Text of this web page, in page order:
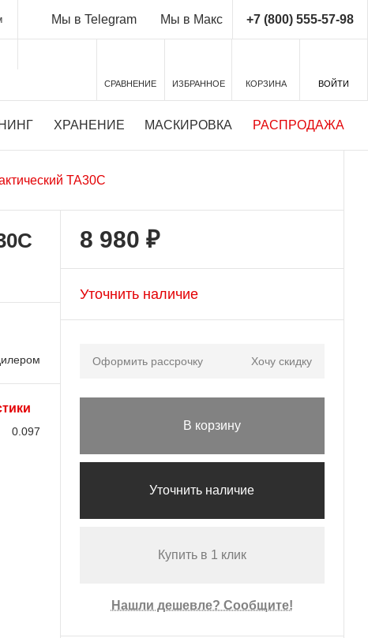
Мы в Telegram Мы в Макс +7 (800) 555-57-98
СРАВНЕНИЕ ИЗБРАННОЕ КОРЗИНА ВОЙТИ
ХРАНЕНИЕ МАСКИРОВКА РАСПРОДАЖА
TA30C
0.097
8 980 ₽
Уточнить наличие
Оформить рассрочку Хочу скидку
В корзину
Уточнить наличие
Купить в 1 клик
Нашли дешевле? Сообщите!